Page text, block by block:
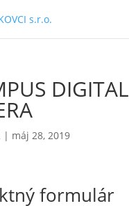
DIGITAL
| máj 28, 2019
formulár